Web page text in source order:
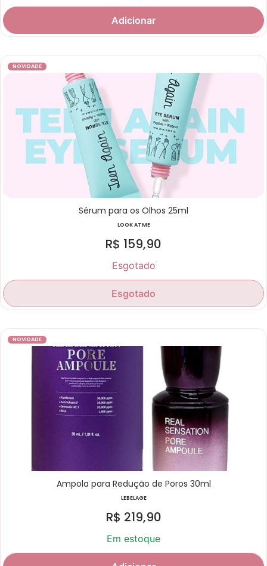
Adicionar
NOVIDADE
Sérum para os Olhos 25ml
LOOK ATME
R$ 159,90
Esgotado
Esgotado
NOVIDADE
Ampola para Redução de Poros 30ml
LEBELAGE
R$ 219,90
Em estoque